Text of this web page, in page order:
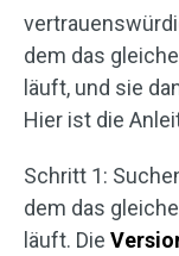
dem das
läuft, und sie
Hier ist die
Schritt 1:
dem das
läuft. Die